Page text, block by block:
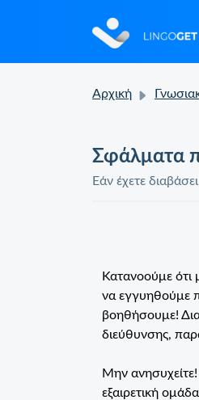
Αρχική
Σφάλματα
Εάν έχετε
Κατανοούμε
να εγγυηθούμε
βοηθήσουμε!
διεύθυνσης,
Μην ανησυχείτε!
εξαιρετική